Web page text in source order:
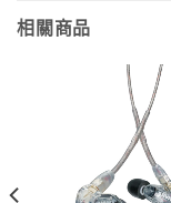
相關商品